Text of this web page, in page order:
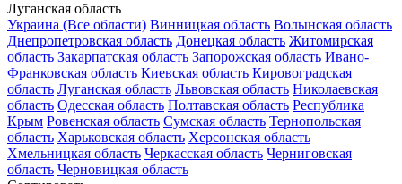
Луганская область
Украина (Все области) Винницкая область Волынская область
Днепропетровская область Донецкая область Житомирская
область Закарпатская область Запорожская область Ивано-
Франковская область Киевская область Кировоградская
область Луганская область Львовская область Николаевская
область Одесская область Полтавская область Республика
Крым Ровенская область Сумская область Тернопольская
область Харьковская область Херсонская область
Хмельницкая область Черкасская область Черниговская
область Черновицкая область